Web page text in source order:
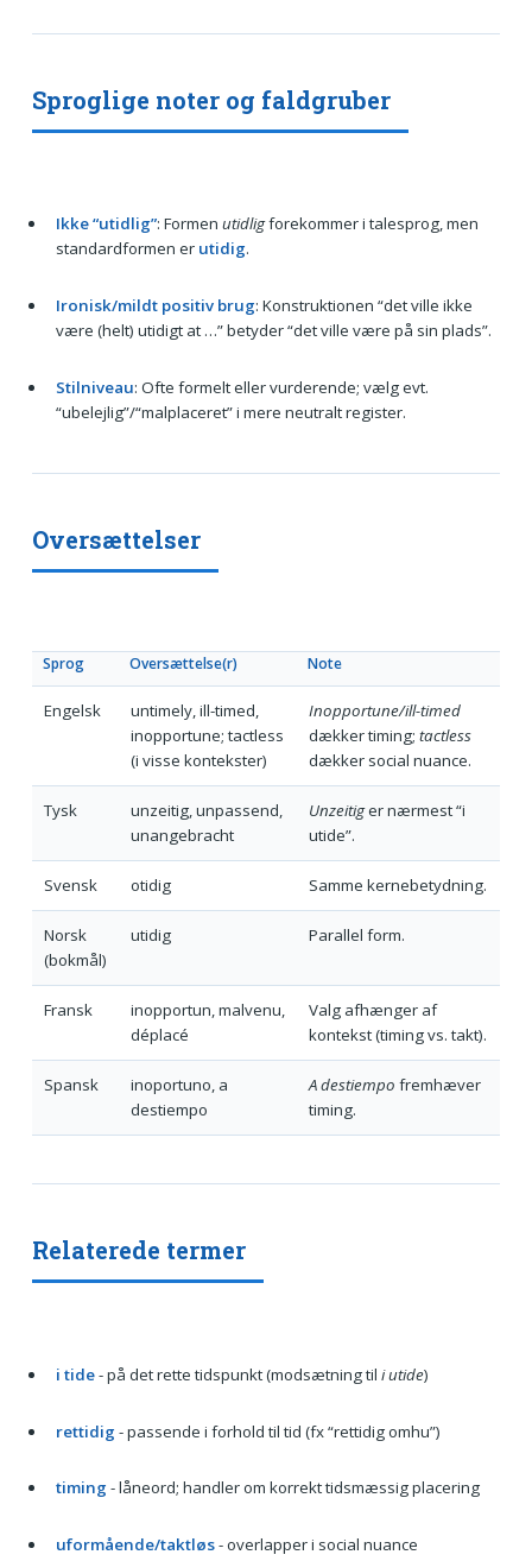
Sproglige noter og faldgruber
Ikke “utidlig”: Formen utidligforekommer i talesprog, men
standardformen er utidig.
Ironisk/mildt positiv brug: Konstruktionen “det ville ikke
være (helt) utidigt at …” betyder “det ville være på sin plads”.
Stilniveau: Ofte formelt eller vurderende; vælg evt.
“ubelejlig”/“malplaceret” i mere neutralt register.
Oversættelser
Sprog Oversættelse(r) Note
Engelsk
untimely, ill-timed,
inopportune; tactless
(i visse kontekster)
Inopportune/ill-timed
dækker timing; tactless
dækker social nuance.
Tysk
unzeitig, unpassend,
unangebracht
Unzeitiger nærmest “i
utide”.
Svensk otidig Samme kernebetydning.
Norsk
(bokmål)
utidig Parallel form.
Fransk
inopportun, malvenu,
déplacé
Valg afhænger af
kontekst (timing vs. takt).
Spansk
inoportuno, a
destiempo
A destiempo fremhæver
timing.
Relaterede termer
i tide- på det rette tidspunkt (modsætning til i utide)
rettidig - passende i forhold til tid (fx “rettidig omhu”)
timing - låneord; handler om korrekt tidsmæssig placering
uformående/taktløs- overlapper i social nuance